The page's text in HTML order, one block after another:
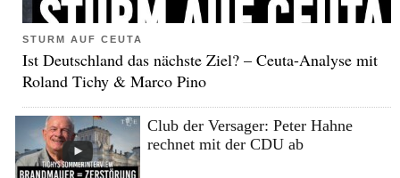
STURM AUF CEUTA
Ist Deutschland das nächste Ziel? – Ceuta-Analyse mit
Roland Tichy & Marco Pino
Club der Versager: Peter Hahne
rechnet mit der CDU ab